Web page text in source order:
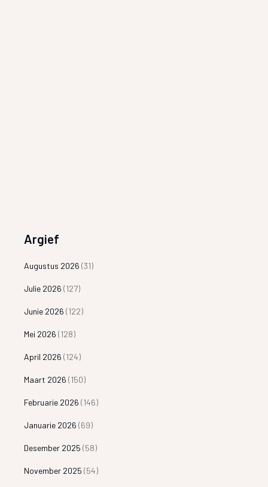
Argief
Augustus 2026 (31)
Julie 2026 (127)
Junie 2026 (122)
Mei 2026 (128)
April 2026 (124)
Maart 2026 (150)
Februarie 2026 (146)
Januarie 2026 (69)
Desember 2025 (58)
November 2025 (54)